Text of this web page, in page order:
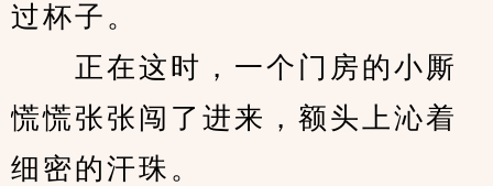
过杯子。
正在这时，一个门房的小厮
慌慌张张闯了进来，额头上沁着
细密的汗珠。